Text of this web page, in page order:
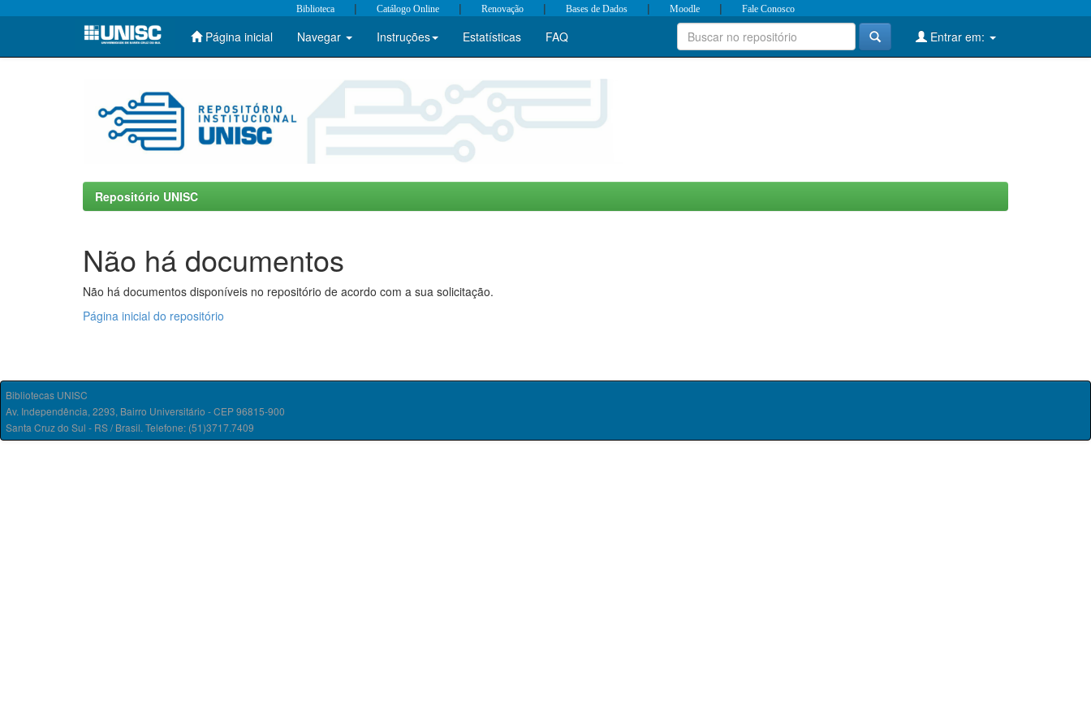
Skip
Biblioteca | Catálogo Online | Renovação | Bases de Dados | Moodle | Fale Conosco
Página inicial Navegar Instruções Estatísticas FAQ Entrar em:
Repositório UNISC
Não há documentos
Não há documentos disponíveis no repositório de acordo com a sua solicitação.
Página inicial do repositório
Bibliotecas UNISC
Av. Independência, 2293, Bairro Universitário - CEP 96815-900
Santa Cruz do Sul - RS / Brasil. Telefone: (51)3717.7409